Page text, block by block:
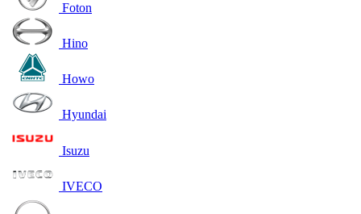
Foton
Hino
Howo
Hyundai
Isuzu
IVECO